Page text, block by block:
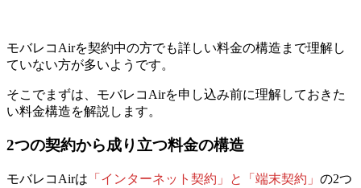
モバレコAirを契約中の方でも詳しい料金の構造まで理解し
ていない方が多いようです。
そこでまずは、モバレコAirを申し込み前に理解しておきた
い料金構造を解説します。
2つの契約から成り立つ料金の構造
モバレコAirは 「インターネット契約」と「端末契約」 の2つ